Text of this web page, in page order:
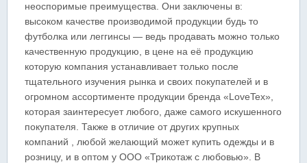
неоспоримые преимущества. Они заключены в:
высоком качестве производимой продукции будь то
футболка или леггинсы — ведь продавать можно только
качественную продукцию, в цене на её продукцию
которую компания устанавливает только после
тщательного изучения рынка и своих покупателей и в
огромном ассортименте продукции бренда «LoveTex»,
которая заинтересует любого, даже самого искушенного
покупателя. Также в отличие от других крупных
компаний , любой желающий может купить одежды и в
розницу, и в оптом у ООО «Трикотаж с любовью». В